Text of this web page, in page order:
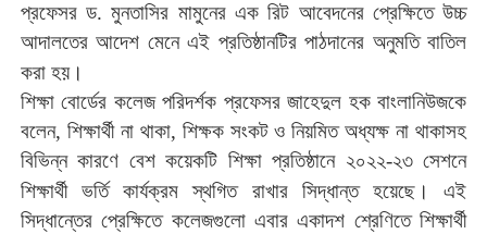
প্রফেসর ড.মুনতাসির মামুনের এক রিট আবেদনের প্রেক্ষিতে উচ্চ
আদালতের আদেশ মেনে এই প্রতিষ্ঠানটির পাঠদানের অনুমতি বাতিল
করা হয়।
শিক্ষা বোর্ডের কলেজ পরিদর্শক প্রফেসর জাহেদুল হক বাংলানিউজকে
বলেন, শিক্ষার্থী না থাকা, শিক্ষক সংকট ও নিয়মিত অধ্যক্ষ না থাকাসহ
বিভিন্ন কারণে বেশ কয়েকটি শিক্ষা প্রতিষ্ঠানে ২০২২-২৩ সেশনে
শিক্ষার্থী
ভর্তি কার্যক্রম স্থগিত রাখার সিদ্ধান্ত হয়েছে।
এই
সিদ্ধান্তের প্রেক্ষিতে কলেজগুলো এবার একাদশ শ্রেণিতে শিক্ষার্থী